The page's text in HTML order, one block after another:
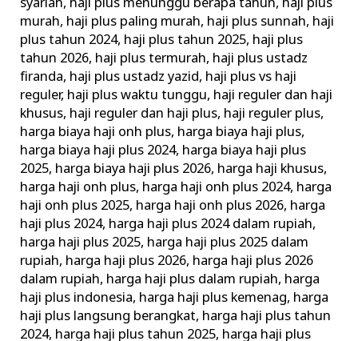
syariah, haji plus menunggu berapa tahun, haji plus
murah, haji plus paling murah, haji plus sunnah, haji
plus tahun 2024, haji plus tahun 2025, haji plus
tahun 2026, haji plus termurah, haji plus ustadz
firanda, haji plus ustadz yazid, haji plus vs haji
reguler, haji plus waktu tunggu, haji reguler dan haji
khusus, haji reguler dan haji plus, haji reguler plus,
harga biaya haji onh plus, harga biaya haji plus,
harga biaya haji plus 2024, harga biaya haji plus
2025, harga biaya haji plus 2026, harga haji khusus,
harga haji onh plus, harga haji onh plus 2024, harga
haji onh plus 2025, harga haji onh plus 2026, harga
haji plus 2024, harga haji plus 2024 dalam rupiah,
harga haji plus 2025, harga haji plus 2025 dalam
rupiah, harga haji plus 2026, harga haji plus 2026
dalam rupiah, harga haji plus dalam rupiah, harga
haji plus indonesia, harga haji plus kemenag, harga
haji plus langsung berangkat, harga haji plus tahun
2024, harga haji plus tahun 2025, harga haji plus